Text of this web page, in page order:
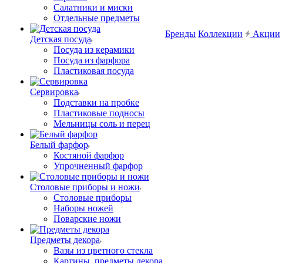
Салатники и миски
Отдельные предметы
Детская посуда
Посуда из керамики
Посуда из фарфора
Пластиковая посуда
Сервировка
Подставки на пробке
Пластиковые подносы
Мельницы соль и перец
Белый фарфор
Костяной фарфор
Упрочненный фарфор
Столовые приборы и ножи
Столовые приборы
Наборы ножей
Поварские ножи
Предметы декора
Вазы из цветного стекла
Картины, предметы декора
Бренды Коллекции Акции